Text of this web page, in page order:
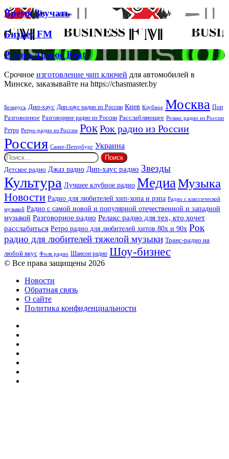
Брітні
Спірс
Deep
Время
Звучать
Время Звучать
Бизнес
Бизнес FM
Радио
Аплюс
Beat
Радио Аплюс Beat
Срочное изготовление чип ключей для автомобилей в
Минске, заказывайте на https://chasmaster.by
Беларусь Дип-хаус Дип-хаус радио из России Киев Клубное Москва Поп
Разговорное Разговорное радио из России Расслабляющее Релакс радио из России
Ретро Ретро-радио из России РокРок радио из России
Россия Санкт-Петербург Украина
Найти:
Детское радио Джаз радио Дип-хаус радио Звезды
Культура Лучшее клубное радио МедиаМузыка
Новости Радио для любителей хип-хопа и рэпа Радио с классической
музыкой Радио с самой новой и популярной отечественной и западной
музыкой Разговорное радио Релакс радио для тех, кто хочет
расслабиться Ретро радио для любителей хитов 80х и 90х Рок
радио для любителей тяжелой музыки Транс-радио на
любой вкус Фолк радио Шансон радио Шоу-бизнес
© Все права защищены 2026
Новости
Обратная связь
О сайте
Политика конфиденциальности